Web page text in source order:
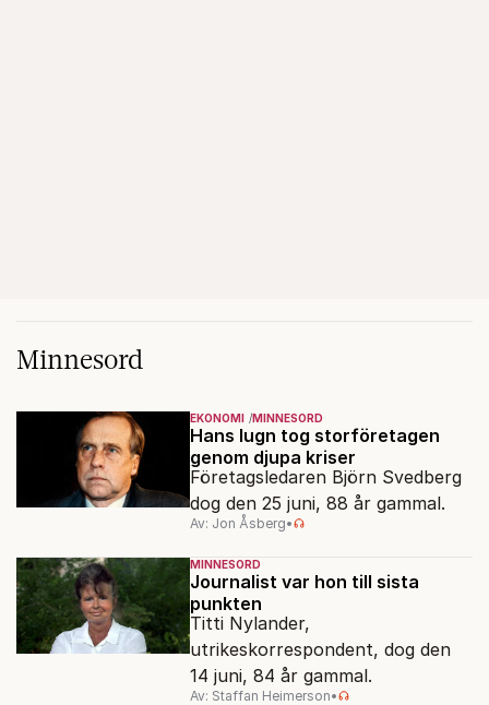
Minnesord
EKONOMI MINNESORD
Hans lugn tog storföretagen
genom djupa kriser
Företagsledaren Björn Svedberg
dog den 25 juni, 88 år gammal.
Av: Jon Åsberg•
MINNESORD
Journalist var hon till sista
punkten
Titti Nylander,
utrikeskorrespondent, dog den
14 juni, 84 år gammal.
Av: Staffan Heimerson•